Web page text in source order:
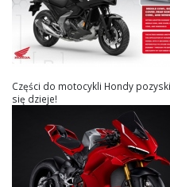
Części do motocykli Hondy
się dzieje!